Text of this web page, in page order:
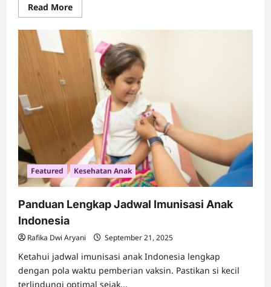
Read MoreRead
more
Ini
Jawaban
Mengapa
Muslim
Wajib
Berzakat
Dampaknya
Featured Kesehatan Anak
Panduan Lengkap Jadwal Imunisasi Anak
Indonesia
Rafika Dwi Aryani September 21, 2025
Ketahui jadwal imunisasi anak Indonesia lengkap
dengan pola waktu pemberian vaksin. Pastikan si kecil
terlindungi optimal sejak...